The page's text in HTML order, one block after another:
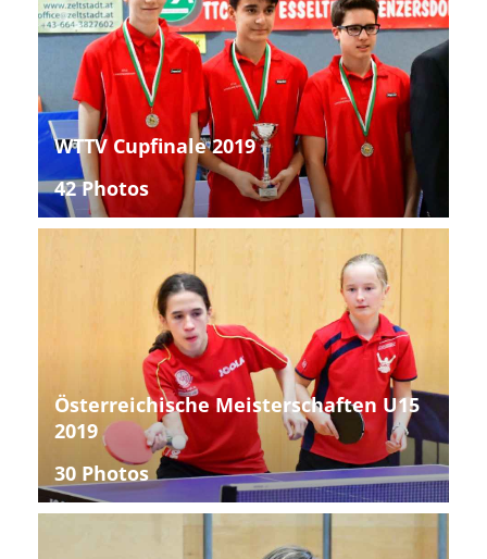
WTTV Cupfinale 2019
42 Photos
Österreichische Meisterschaften U15
2019
30 Photos